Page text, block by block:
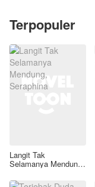
Terpopuler
Langit Tak
Selamanya Mendung,